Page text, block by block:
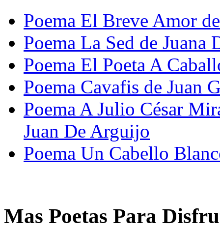
Poema El Breve Amor
Poema La Sed de Juana
Poema El Poeta A
Poema Cavafis de Juan
Poema A Julio César
Juan De Arguijo
Poema Un Cabello
Mas Poetas Para